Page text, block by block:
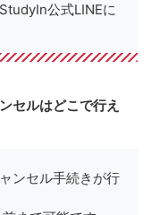
公式LINEに
セルはどこで行え
ンセル手続きが行